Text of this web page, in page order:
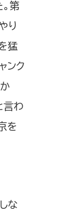
第
り
猛
ンク
言わ
を
な